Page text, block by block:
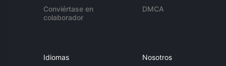
Conviértase en
colaborador
DMCA
Idiomas Nosotros